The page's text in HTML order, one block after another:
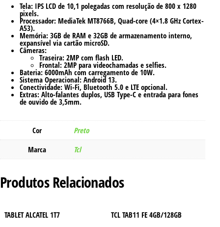
Tela: IPS LCD de 10,1 polegadas com resolução de 800 x 1280
pixels.
Processador: MediaTek MT8766B, Quad-core (4×1.8 GHz Cortex-
A53).
Memória: 3GB de RAM e 32GB de armazenamento interno,
expansível via cartão microSD.
Câmeras:
Traseira: 2MP com flash LED.
Frontal: 2MP para videochamadas e selfies.
Bateria: 6000mAh com carregamento de 10W.
Sistema Operacional: Android 13.
Conectividade: Wi-Fi, Bluetooth 5.0 e LTE opcional.
Extras: Alto-falantes duplos, USB Type-C e entrada para fones
de ouvido de 3,5mm.
Cor
Preto
Marca
Tcl
Produtos Relacionados
TABLET ALCATEL 1T7 TCL TAB11 FE 4GB/128GB